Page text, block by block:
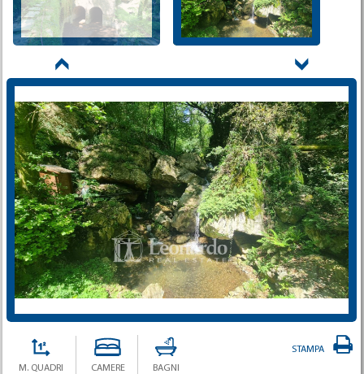
M. QUADRI
CAMERE
BAGNI
STAMPA